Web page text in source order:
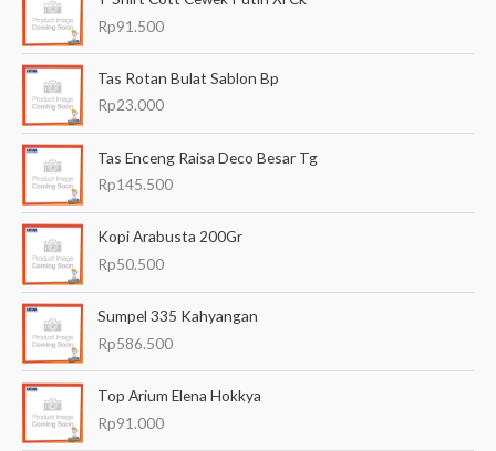
u
Rp91.500
Tas Rotan Bulat Sablon Bp
Rp23.000
Tas Enceng Raisa Deco Besar Tg
Rp145.500
Kopi Arabusta 200Gr
Rp50.500
Sumpel 335 Kahyangan
Rp586.500
Top Arium Elena Hokkya
Rp91.000